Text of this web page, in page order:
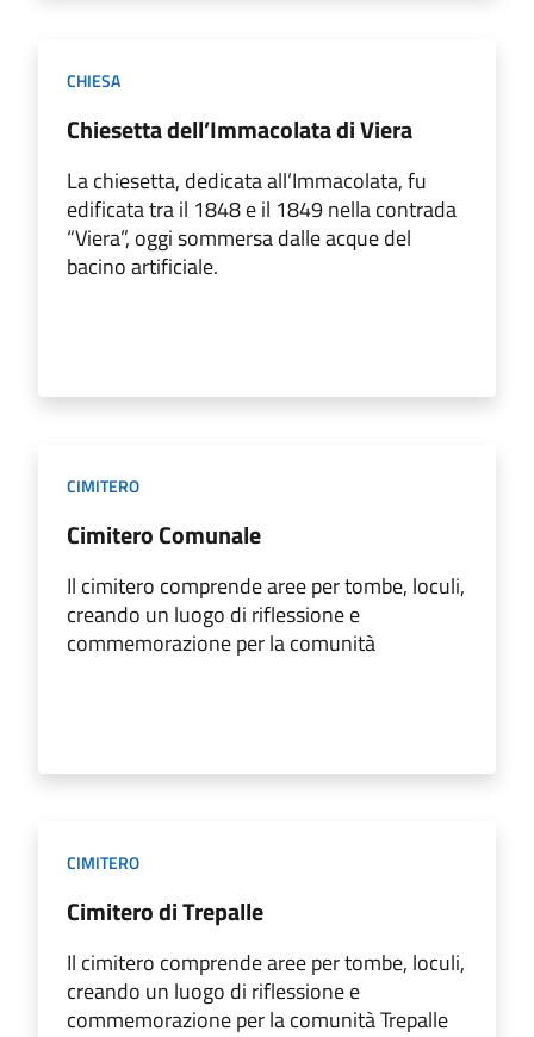
CHIESA
Chiesetta dell’Immacolata di Viera
La chiesetta, dedicata all’Immacolata, fu
edificata tra il 1848 e il 1849 nella contrada
“Viera”, oggi sommersa dalle acque del
bacino artificiale.
CIMITERO
Cimitero Comunale
Il cimitero comprende aree per tombe, loculi,
creando un luogo di riflessione e
commemorazione per la comunità
CIMITERO
Cimitero di Trepalle
Il cimitero comprende aree per tombe, loculi,
creando un luogo di riflessione e
commemorazione per la comunità Trepalle